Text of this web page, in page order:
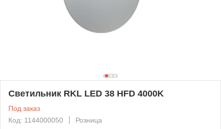
Светильник RKL LED 38 HFD 4000K
Под заказ
Код: 1144000050
Розница